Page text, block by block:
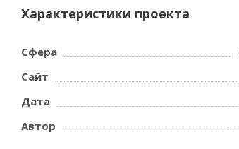
Характеристики проекта
Сфера
Сайт
Дата
Автор